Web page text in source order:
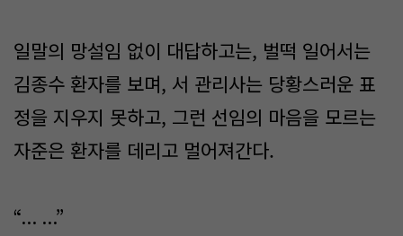
일말의 망설임 없이 대답하고는, 벌떡 일어서는
김종수 환자를 보며, 서 관리사는 당황스러운 표
정을 지우지 못하고, 그런 선임의 마음을 모르는
자준은 환자를 데리고 멀어져간다.
“... ...”